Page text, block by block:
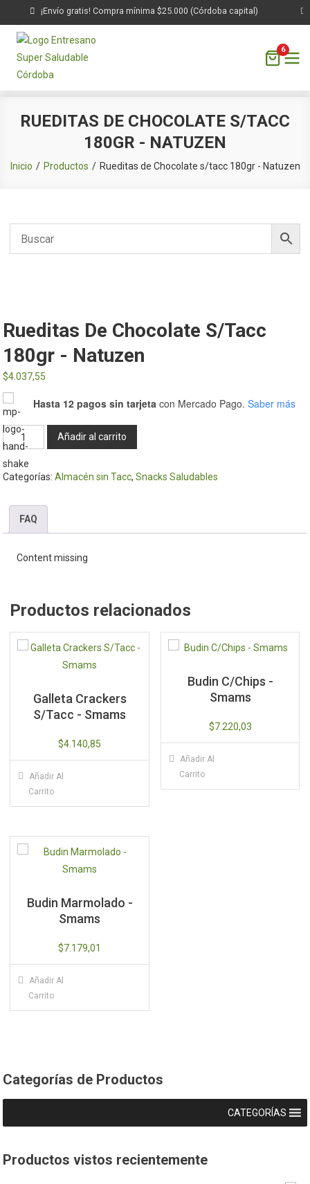
¡Envío gratis! Compra mínima $25.000 (Córdoba capital)
6
RUEDITAS DE CHOCOLATE S/TACC
180GR - NATUZEN
Inicio Productos Rueditas de Chocolate s/tacc 180gr - Natuzen
Rueditas De Chocolate S/tacc
180gr - Natuzen
$4.037,55
Hasta 12 pagos sin tarjeta con Mercado Pago. Saber más
Rueditas
de
Chocolate
s/tacc
Natuzen
cantidad
Añadir al carrito
Categorías:Almacén sin Tacc,Snacks Saludables
FAQ
Content missing
Productos relacionados
Galleta Crackers
S/Tacc - Smams
$4.140,85
Añadir Al
Carrito
Budin C/Chips -
Smams
$7.220,03
Añadir Al
Carrito
Budin Marmolado -
Smams
$7.179,01
Añadir Al
Carrito
Categorías de Productos
CATEGORÍAS
Productos vistos recientemente